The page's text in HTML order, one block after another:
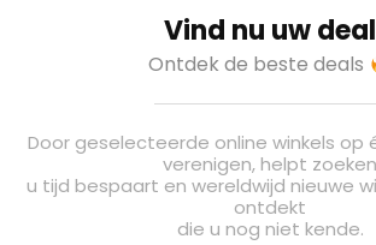
Vind nu uw deal
Ontdek de beste deals
Door geselecteerde online winkels
verenigen, helpt zoeken
u tijd bespaart en wereldwijd nieuwe
ontdekt
die u nog niet kende.